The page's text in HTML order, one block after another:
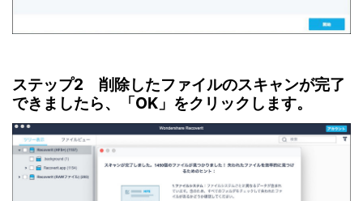
ステップ2 削除したファイルのスキャンが完了
できましたら、「OK」をクリックします。